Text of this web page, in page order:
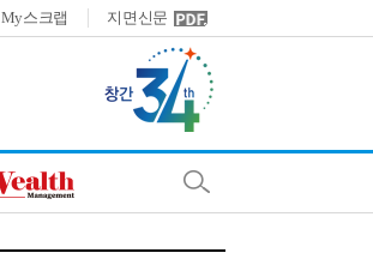
My스크랩 지면신문